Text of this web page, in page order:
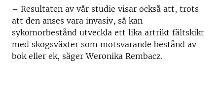
– Resultaten av vår studie visar också att, trots
att den anses vara invasiv, så kan
sykomorbestånd utveckla ett lika artrikt fältskikt
med skogsväxter som motsvarande bestånd av
bok eller ek, säger Weronika Rembacz.